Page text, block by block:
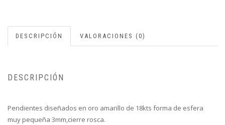
DESCRIPCIÓN VALORACIONES (0)
DESCRIPCIÓN
Pendientes diseñados en oro amarillo de 18kts forma de esfera
muy pequeña 3mm,cierre rosca.